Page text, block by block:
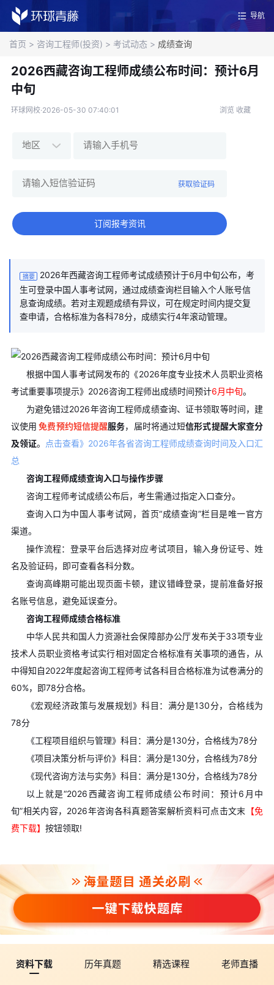
导航
首页 > 咨询工程师(投资) > 考试动态 > 成绩查询
2026西藏咨询工程师成绩公布时间：预计6月
中旬
环球网校·2026-05-30 07:40:01 浏览 收藏
获取验证码
订阅报考资讯
摘要
2026年西藏咨询工程师考试成绩预计于6月中旬公布，考
生可登录中国人事考试网，通过成绩查询栏目输入个人账号信
息查询成绩。若对主观题成绩有异议，可在规定时间内提交复
查申请，合格标准为各科78分，成绩实行4年滚动管理。
根据中国人事考试网发布的《2026年度专业技术人员职业资格
考试重要事项提示》2026咨询工程师出成绩时间预计6月中旬。
为避免错过2026年咨询工程师成绩查询、证书领取等时间，建
议使用 免费预约短信提醒服务，届时将通过短信形式提醒大家查分
及领证。
点击查看》2026年各省咨询工程师成绩查询时间及入口汇
总
咨询工程师成绩查询入口与操作步骤
咨询工程师考试成绩公布后，考生需通过指定入口查分。
查询入口为中国人事考试网，首页“成绩查询”栏目是唯一官方
渠道。
操作流程：登录平台后选择对应考试项目，输入身份证号、姓
名及验证码，即可查看各科分数。
查询高峰期可能出现页面卡顿，建议错峰登录，提前准备好报
名账号信息，避免延误查分。
咨询工程师成绩合格标准
中华人民共和国人力资源社会保障部办公厅发布关于33项专业
技术人员职业资格考试实行相对固定合格标准有关事项的通告，从
中得知自2022年度起咨询工程师考试各科目合格标准为试卷满分的
60%，即78分合格。
《宏观经济政策与发展规划》科目：满分是130分，合格线为
78分
《工程项目组织与管理》科目：满分是130分，合格线为78分
《项目决策分析与评价》科目：满分是130分，合格线为78分
《现代咨询方法与实务》科目：满分是130分，合格线为78分
以上就是“2026西藏咨询工程师成绩公布时间：预计6月中
旬”相关内容，2026年咨询各科真题答案解析资料可点击文末 【免
费下载】 按钮领取!
资料下载 历年真题 精选课程 老师直播